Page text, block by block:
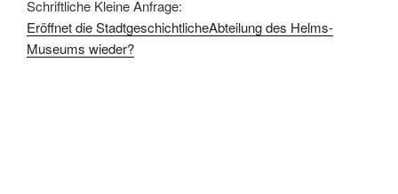
Schriftliche Kleine Anfrage:
Eröffnet die StadtgeschichtlicheAbteilung des Helms-
Museums wieder?